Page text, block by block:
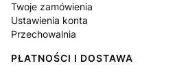
Twoje zamówienia
Ustawienia konta
Przechowalnia
PŁATNOŚCI I DOSTAWA